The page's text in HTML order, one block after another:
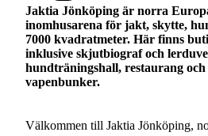
2026-06-20
2026-10-31
2026-12-24
Jaktia Jönköping är norra
inomhusarena för jakt, skytte,
7000 kvadratmeter. Här finns
inklusive skjutbiograf och
hundträningshall, restaurang
vapenbunker.
Välkommen till Jaktia Jönköping,